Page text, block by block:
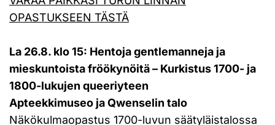
OPASTUKSEEN TÄSTÄ
La 26.8. klo 15: Hentoja gentlemanneja ja
mieskuntoista fröökynöitä – Kurkistus 1700- ja
1800-lukujen queeriyteen
Apteekkimuseo ja Qwenselin talo
Näkökulmaopastus 1700-luvun säätyläistalossa